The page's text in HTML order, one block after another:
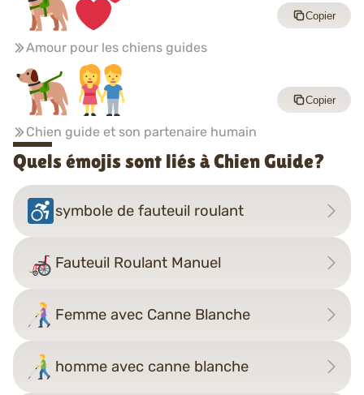
Amour pour les chiens guides
Copier
Chien guide et son partenaire humain
Copier
Quels émojis sont liés à Chien Guide?
symbole de fauteuil roulant
Fauteuil Roulant Manuel
Femme avec Canne Blanche
homme avec canne blanche